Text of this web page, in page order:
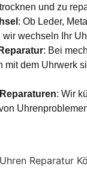
und zu
: Ob Leder,
wir wechseln Ihr
: Bei
mit dem Uhrwerk
: Wir